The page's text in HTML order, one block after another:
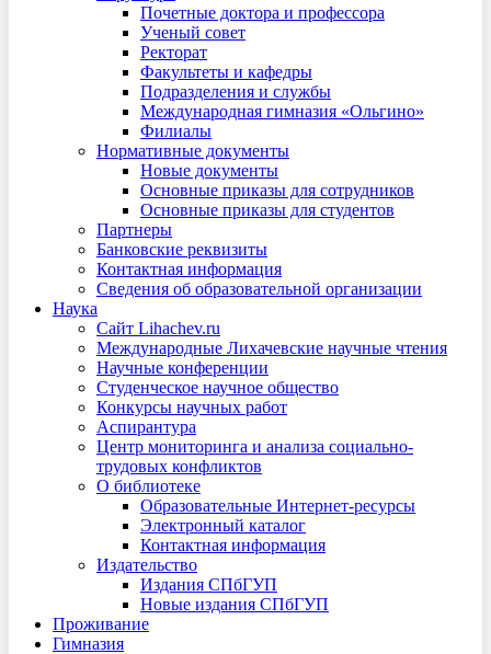
Почетные доктора и профессора
Ученый совет
Ректорат
Факультеты и кафедры
Подразделения и службы
Международная гимназия «Ольгино»
Филиалы
Нормативные документы
Новые документы
Основные приказы для сотрудников
Основные приказы для студентов
Партнеры
Банковские реквизиты
Контактная информация
Сведения об образовательной организации
Наука
Сайт Lihachev.ru
Международные Лихачевские научные чтения
Научные конференции
Студенческое научное общество
Конкурсы научных работ
Аспирантура
Центр мониторинга и анализа социально-
трудовых конфликтов
О библиотеке
Образовательные Интернет-ресурсы
Электронный каталог
Контактная информация
Издательство
Издания СПбГУП
Новые издания СПбГУП
Проживание
Гимназия